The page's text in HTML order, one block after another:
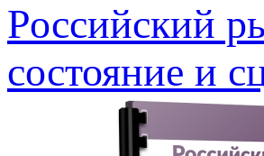
Российский
состояние и